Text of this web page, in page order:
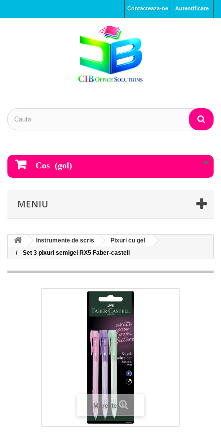
Autentificare
Contacteaza-ne
Cos (gol)
MENIU
Instrumente de scris
Pixuri cu gel
Set 3 pixuri semigel RX5 Faber-castell
Mareste